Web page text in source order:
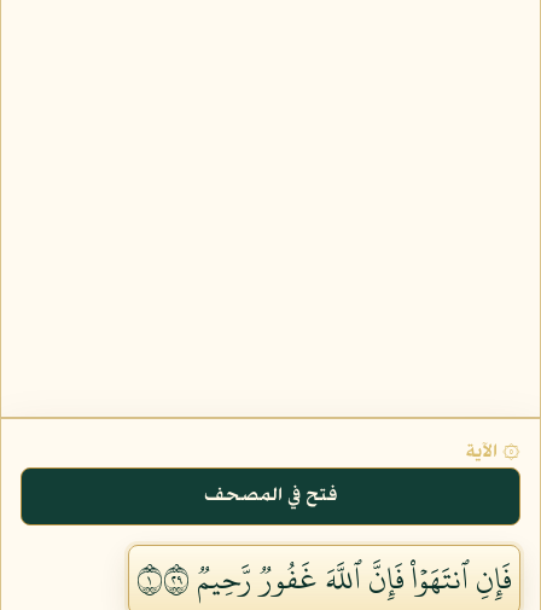
۞ الآية
فتح في المصحف
فَإِنِ ٱنتَهَوۡاْ فَإِنَّ ٱللَّهَ غَفُورٞ رَّحِيمٞ ١٩٢